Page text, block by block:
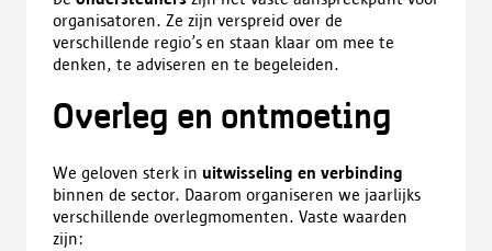
organisatoren. Ze zijn verspreid over de
verschillende regio’s en staan klaar om mee te
denken, te adviseren en te begeleiden.
Overleg en ontmoeting
We geloven sterk in uitwisseling en verbinding
binnen de sector. Daarom organiseren we jaarlijks
verschillende overlegmomenten. Vaste waarden
zijn: